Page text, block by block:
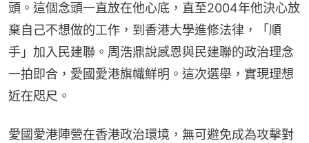
頭。這個念頭一直放在他心底，直至2004年他決心放
棄自己不想做的工作，到香港大學進修法律，「順
手」加入民建聯。周浩鼎說感恩與民建聯的政治理念
一拍即合，愛國愛港旗幟鮮明。這次選舉，實現理想
近在咫尺。
愛國愛港陣營在香港政治環境，無可避免成為攻擊對